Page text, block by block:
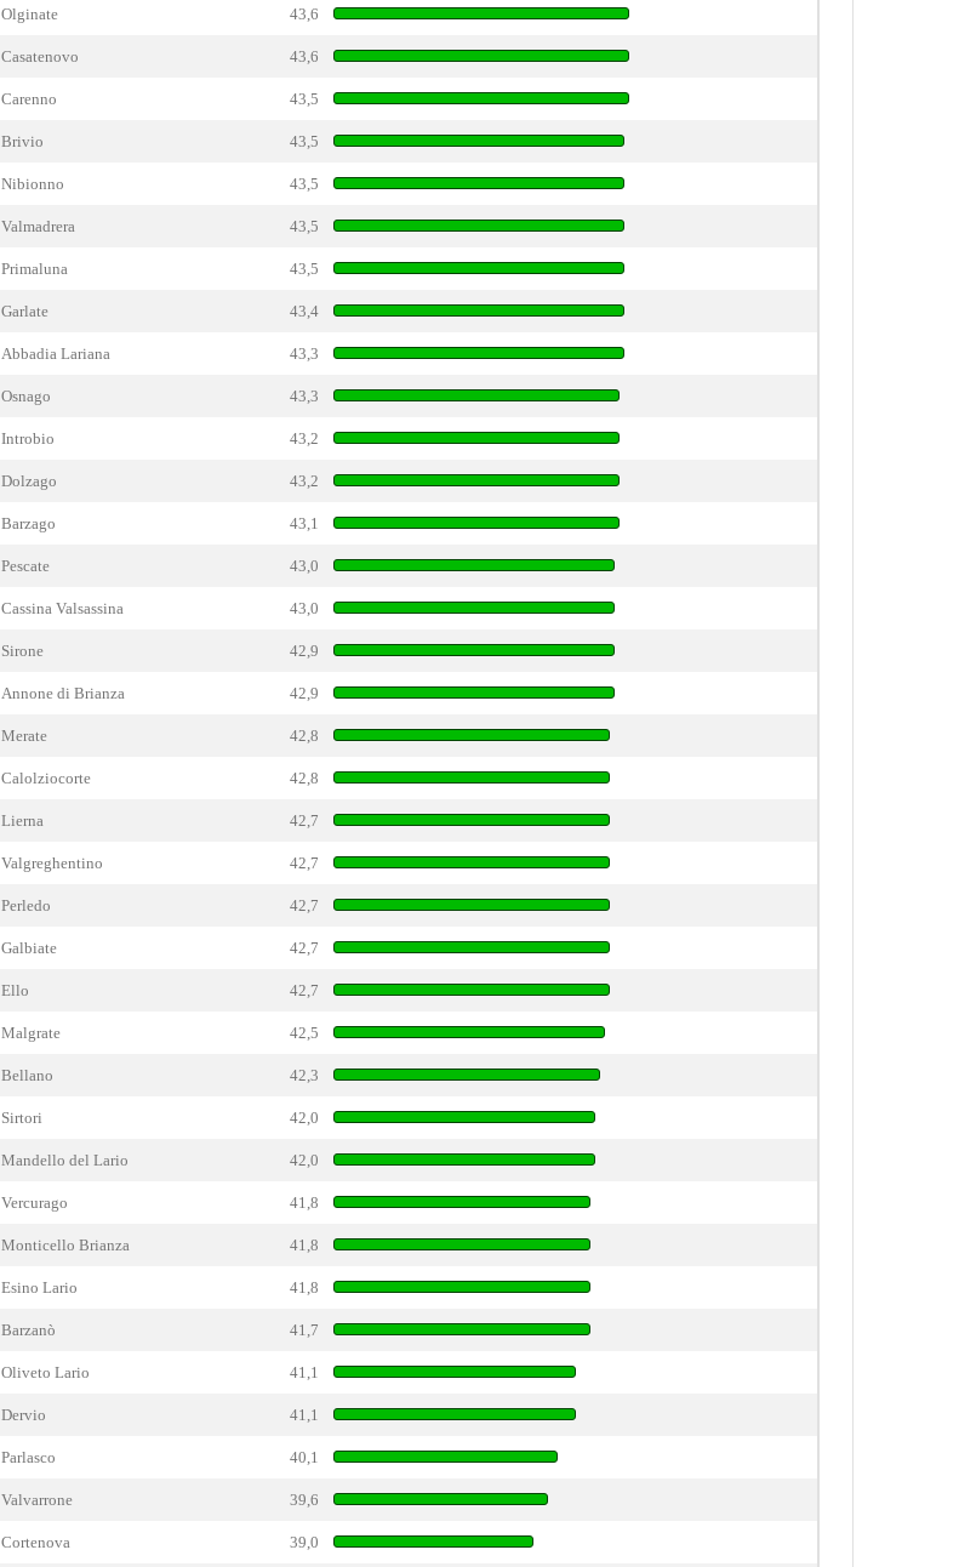
Olginate 43,6
Casatenovo 43,6
Carenno 43,5
Brivio 43,5
Nibionno 43,5
Valmadrera 43,5
Primaluna 43,5
Garlate 43,4
Abbadia Lariana 43,3
Osnago 43,3
Introbio 43,2
Dolzago 43,2
Barzago 43,1
Pescate 43,0
Cassina Valsassina 43,0
Sirone 42,9
Annone di Brianza 42,9
Merate 42,8
Calolziocorte 42,8
Lierna 42,7
Valgreghentino 42,7
Perledo 42,7
Galbiate 42,7
Ello 42,7
Malgrate 42,5
Bellano 42,3
Sirtori 42,0
Mandello del Lario 42,0
Vercurago 41,8
Monticello Brianza 41,8
Esino Lario 41,8
Barzanò 41,7
Oliveto Lario 41,1
Dervio 41,1
Parlasco 40,1
Valvarrone 39,6
Cortenova 39,0